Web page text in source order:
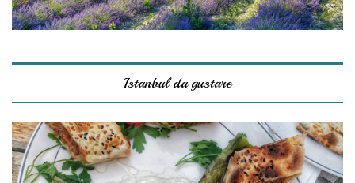
Istanbul da gustare